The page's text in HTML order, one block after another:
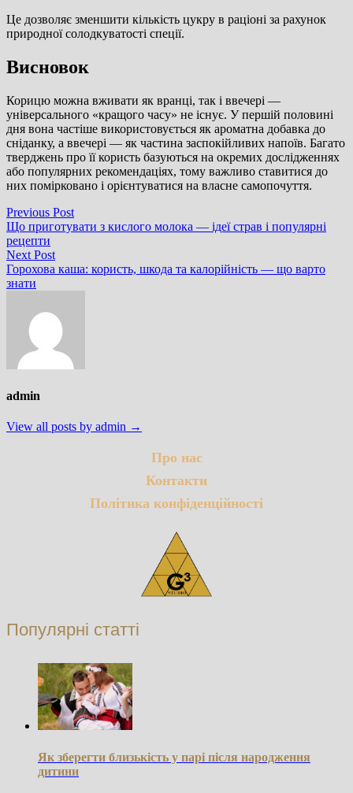
Це дозволяє зменшити кількість цукру в раціоні за рахунок
природної солодкуватості спеції.
Висновок
Корицю можна вживати як вранці, так і ввечері —
універсального «кращого часу» не існує. У першій половині
дня вона частіше використовується як ароматна добавка до
сніданку, а ввечері — як частина заспокійливих напоїв. Багато
тверджень про її користь базуються на окремих дослідженнях
або популярних рекомендаціях, тому важливо ставитися до
них помірковано і орієнтуватися на власне самопочуття.
Навігація
записів
Previous PostPrevious
post:
Що приготувати з кислого молока — ідеї страв і популярні
рецепти
Next PostNext
post:
Горохова каша: користь, шкода та калорійність — що варто
знати
admin
View all posts by admin →
Про нас
Контакти
Політика конфіденційності
Популярні статті
Як зберегти близькість у парі після народження
дитини